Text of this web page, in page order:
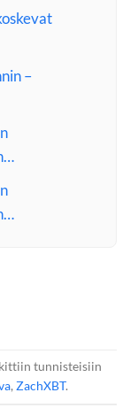
–
tunnisteisiin
, ZachXBT.